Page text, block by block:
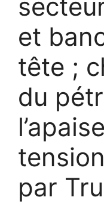
et
tête ;
du
par